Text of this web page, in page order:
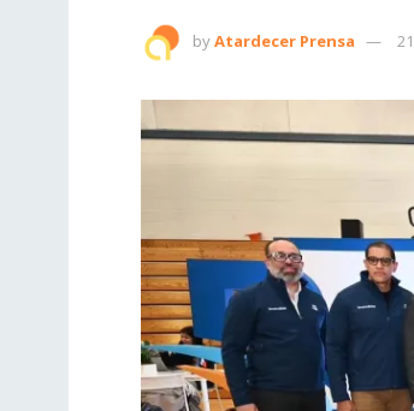
byAtardecer Prensa